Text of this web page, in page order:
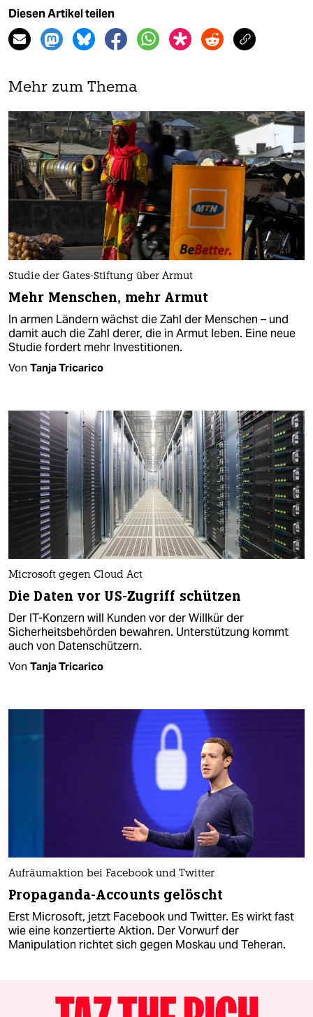
Diesen Artikel teilen
Mehr zum Thema
Studie der Gates-Stiftung über Armut
Mehr Menschen, mehr Armut
In armen Ländern wächst die Zahl der Menschen – und
damit auch die Zahl derer, die in Armut leben. Eine neue
Studie fordert mehr Investitionen.
Von Tanja Tricarico
Microsoft gegen Cloud Act
Die Daten vor US-Zugriff schützen
Der IT-Konzern will Kunden vor der Willkür der
Sicherheitsbehörden bewahren. Unterstützung kommt
auch von Datenschützern.
Von Tanja Tricarico
Aufräumaktion bei Facebook und Twitter
Propaganda-Accounts gelöscht
Erst Microsoft, jetzt Facebook und Twitter. Es wirkt fast
wie eine konzertierte Aktion. Der Vorwurf der
Manipulation richtet sich gegen Moskau und Teheran.